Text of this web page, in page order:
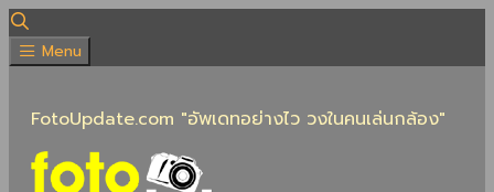
Skip
to
Menu
FotoUpdate.com "อัพเดทอย่างไว วงในคนเล่นกล้อง"